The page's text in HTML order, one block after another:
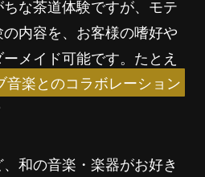
な茶道体験ですが、モテ
内容を、お客様の嗜好や
メイド可能です。たとえ
音楽とのコラボレーション
和の音楽・楽器がお好き